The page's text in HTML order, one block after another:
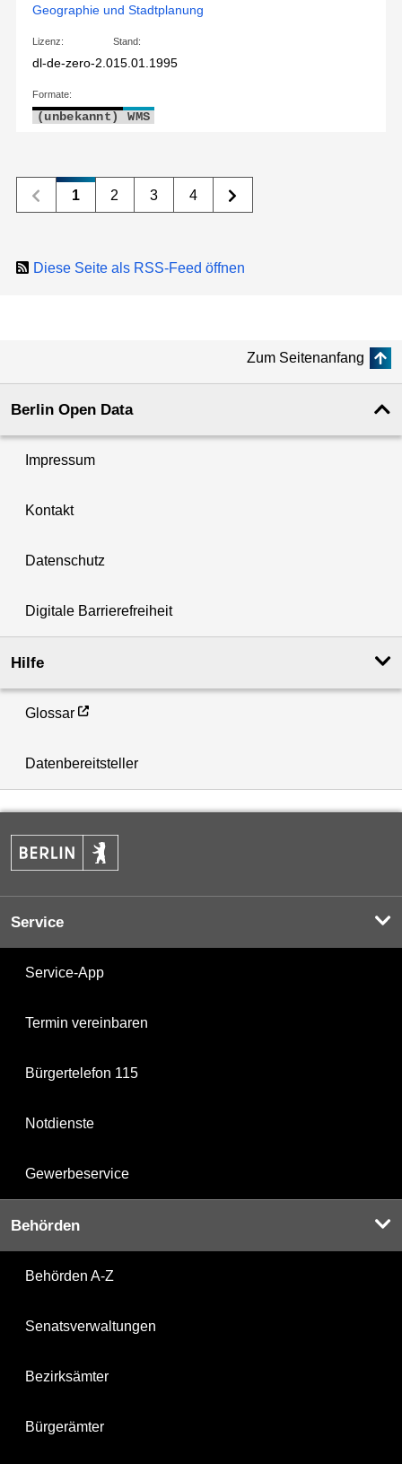
Geographie und Stadtplanung
Lizenz:
dl-de-zero-2.0
Stand:
15.01.1995
Formate:
(unbekannt) WMS
1 2 3 4
Diese Seite als RSS-Feed öffnen
Zum Seitenanfang
Berlin Open Data
Impressum
Kontakt
Datenschutz
Digitale Barrierefreiheit
Hilfe
Glossar
Datenbereitsteller
Service
Service-App
Termin vereinbaren
Bürgertelefon 115
Notdienste
Gewerbeservice
Behörden
Behörden A-Z
Senatsverwaltungen
Bezirksämter
Bürgerämter